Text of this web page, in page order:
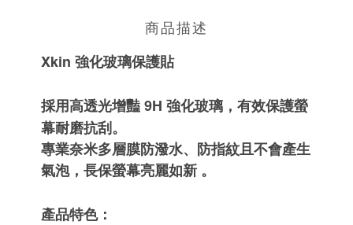
商品描述
Xkin 強化玻璃保護貼
採用高透光增豔 9H 強化玻璃，有效保護螢
幕耐磨抗刮。
專業奈米多層膜防潑水、防指紋且不會產生
氣泡，長保螢幕亮麗如新 。
產品特色：